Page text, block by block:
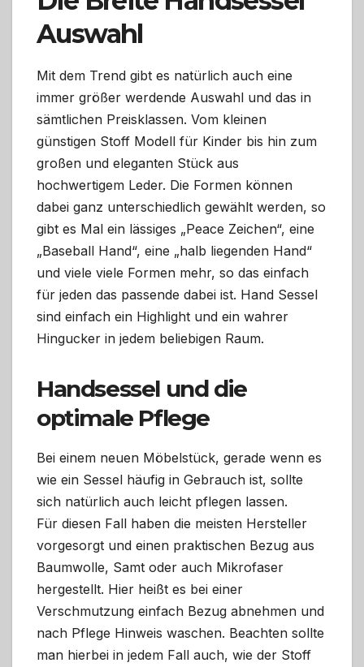
Auswahl
Mit dem Trend gibt es natürlich auch eine
immer größer werdende Auswahl und das in
sämtlichen Preisklassen. Vom kleinen
günstigen Stoff Modell für Kinder bis hin zum
großen und eleganten Stück aus
hochwertigem Leder. Die Formen können
dabei ganz unterschiedlich gewählt werden, so
gibt es Mal ein lässiges „Peace Zeichen“, eine
„Baseball Hand“, eine „halb liegenden Hand“
und viele viele Formen mehr, so das einfach
für jeden das passende dabei ist. Hand Sessel
sind einfach ein Highlight und ein wahrer
Hingucker in jedem beliebigen Raum.
Handsessel und die
optimale Pflege
Bei einem neuen Möbelstück, gerade wenn es
wie ein Sessel häufig in Gebrauch ist, sollte
sich natürlich auch leicht pflegen lassen.
Für diesen Fall haben die meisten Hersteller
vorgesorgt und einen praktischen Bezug aus
Baumwolle, Samt oder auch Mikrofaser
hergestellt. Hier heißt es bei einer
Verschmutzung einfach Bezug abnehmen und
nach Pflege Hinweis waschen. Beachten sollte
man hierbei in jedem Fall auch, wie der Stoff